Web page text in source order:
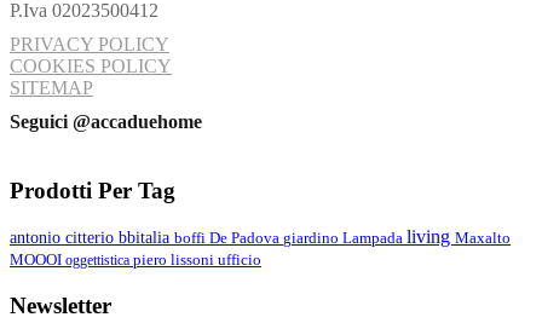
P.Iva 02023500412
PRIVACY POLICY
COOKIES POLICY
SITEMAP
Seguici @accaduehome
Prodotti Per Tag
antonio citterio bbitalia boffi De Padova giardino Lampada living Maxalto
MOOOI oggettistica piero lissoni ufficio
Newsletter